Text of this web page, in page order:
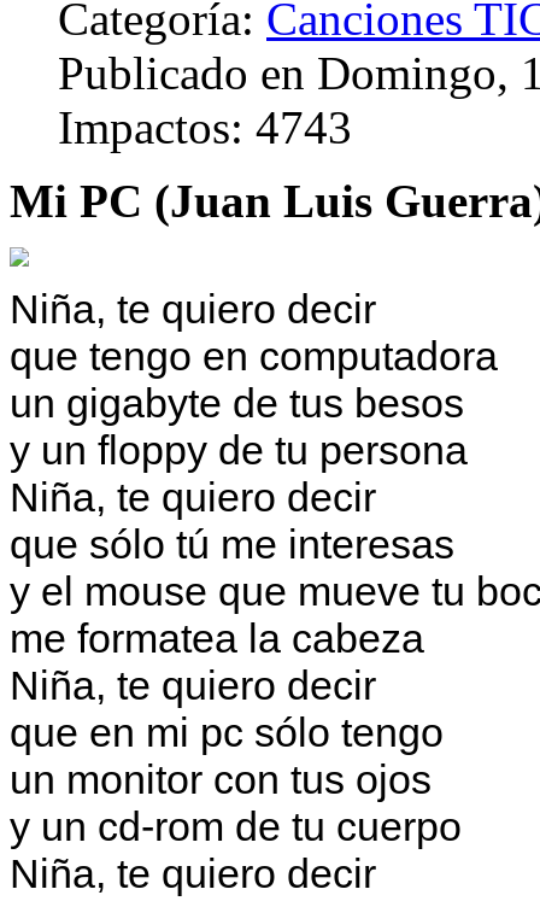
Categoría: Canciones
Publicado en Domingo,
Impactos: 4743
Mi PC (Juan Luis
Niña, te quiero decir
que tengo en computadora
un gigabyte de tus besos
y un floppy de tu persona
Niña, te quiero decir
que sólo tú me interesas
y el mouse que mueve tu
me formatea la cabeza
Niña, te quiero decir
que en mi pc sólo tengo
un monitor con tus ojos
y un cd-rom de tu cuerpo
Niña, te quiero decir